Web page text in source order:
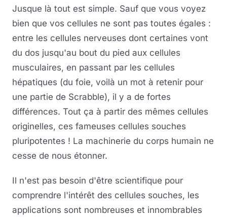
Jusque là tout est simple. Sauf que vous voyez
bien que vos cellules ne sont pas toutes égales :
entre les cellules nerveuses dont certaines vont
du dos jusqu'au bout du pied aux cellules
musculaires, en passant par les cellules
hépatiques (du foie, voilà un mot à retenir pour
une partie de Scrabble), il y a de fortes
différences. Tout ça à partir des mêmes cellules
originelles, ces fameuses cellules souches
pluripotentes ! La machinerie du corps humain ne
cesse de nous étonner.
Il n'est pas besoin d'être scientifique pour
comprendre l'intérêt des cellules souches, les
applications sont nombreuses et innombrables